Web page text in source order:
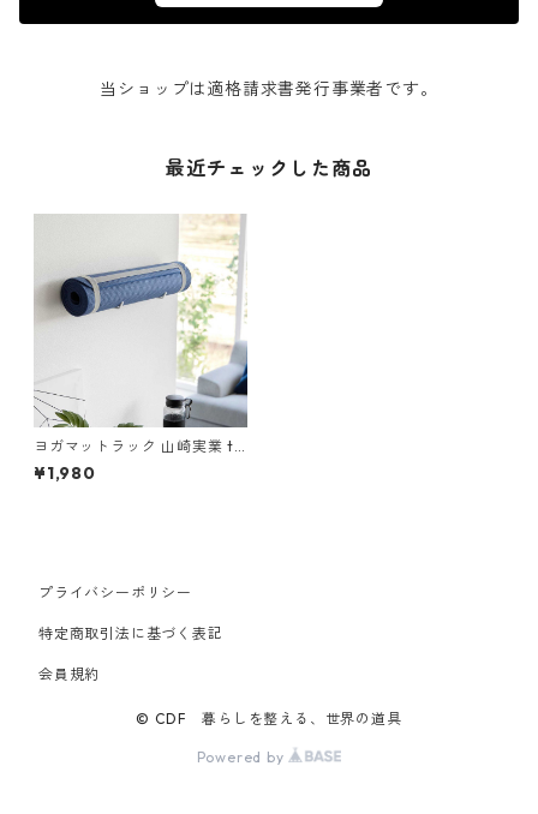
当ショップは適格請求書発行事業者です。
最近チェックした商品
ヨガマットラック 山崎実業 to
wer タワー 石こうボード壁対
応ウォールヨガマットハンガ
¥1,980
プライバシーポリシー
特定商取引法に基づく表記
会員規約
© CDF 暮らしを整える、世界の道具
Powered by